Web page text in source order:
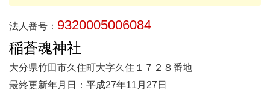
法人番号： 9320005006084
稲蒼魂神社
大分県竹田市久住町大字久住１７２８番地
最終更新年月日：平成27年11月27日